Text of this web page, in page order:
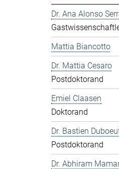
Dr. Ana Alonso
Mattia Biancotto
Dr. Mattia Cesaro
Postdoktorand
Emiel Claasen
Doktorand
Dr. Bastien
Postdoktorand
Dr. Abhiram